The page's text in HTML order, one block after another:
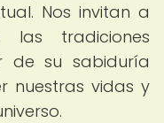
Nos invitan a
tradiciones
de su sabiduría
nuestras vidas y